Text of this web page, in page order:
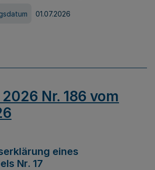
01.07.2026
Nr. 186 vom
eines
Nr. 17